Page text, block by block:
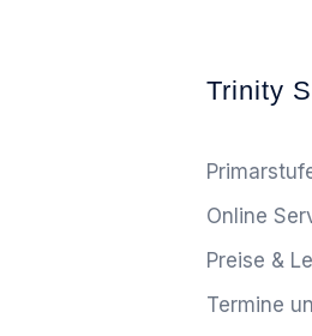
Trinity
Online
Preise &
Termine